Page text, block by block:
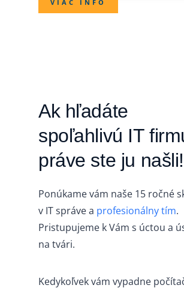
VIAC INFO
Ak hľadáte
spoľahlivú IT
práve ste ju našli!
Ponúkame vám naše 15 ročné
v IT správe a profesionálny tím.
Pristupujeme k Vám s úctou a
na tvári.
Kedykoľvek vám vypadne